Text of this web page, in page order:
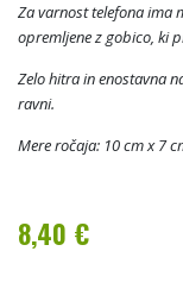
Za varnost telefona ima
opremljene z gobico, ki
Zelo hitra in enostavna
ravni.
Mere ročaja: 10 cm x 7
8,40 €